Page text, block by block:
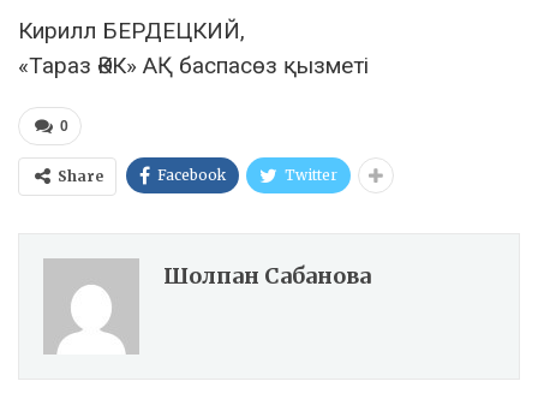
Кирилл БЕРДЕЦКИЙ,
«Тараз ӘКК» АҚ баспасөз қызметі
0
Share Facebook Twitter
Шолпан Сабанова